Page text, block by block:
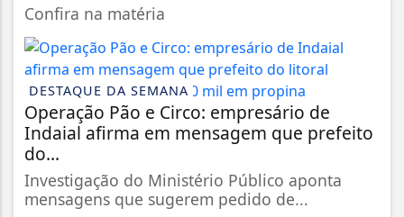
Confira na matéria
DESTAQUE DA SEMANA
Operação Pão e Circo: empresário de
Indaial afirma em mensagem que prefeito
do...
Investigação do Ministério Público aponta
mensagens que sugerem pedido de...